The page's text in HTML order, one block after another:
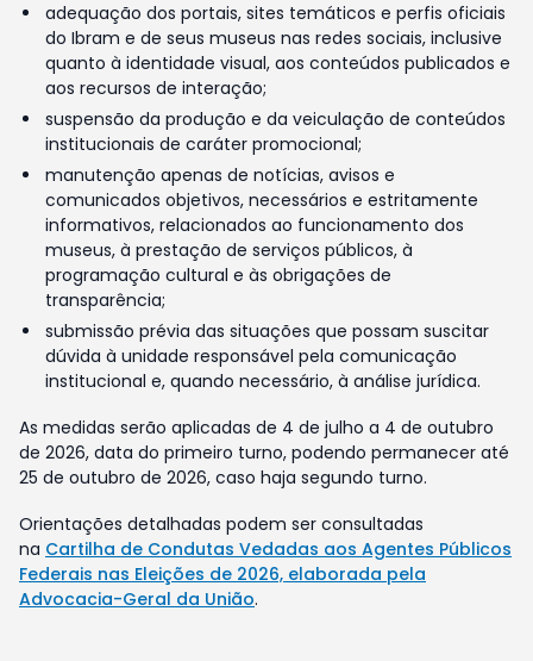
adequação dos portais, sites temáticos e perfis oficiais
do Ibram e de seus museus nas redes sociais, inclusive
quanto à identidade visual, aos conteúdos publicados e
aos recursos de interação;
suspensão da produção e da veiculação de conteúdos
institucionais de caráter promocional;
manutenção apenas de notícias, avisos e
comunicados objetivos, necessários e estritamente
informativos, relacionados ao funcionamento dos
museus, à prestação de serviços públicos, à
programação cultural e às obrigações de
transparência;
submissão prévia das situações que possam suscitar
dúvida à unidade responsável pela comunicação
institucional e, quando necessário, à análise jurídica.
As medidas serão aplicadas de 4 de julho a 4 de outubro
de 2026, data do primeiro turno, podendo permanecer até
25 de outubro de 2026, caso haja segundo turno.
Orientações detalhadas podem ser consultadas
na Cartilha de Condutas Vedadas aos Agentes Públicos
Federais nas Eleições de 2026, elaborada pela
Advocacia-Geral da União.